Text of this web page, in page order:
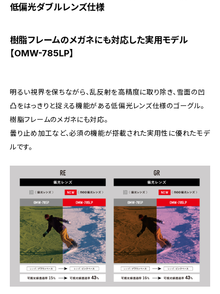
低偏光ダブルレンズ仕様
樹脂フレームのメガネにも対応した実用モデル
【OMW-785LP】
明るい視界を保ちながら、乱反射を高精度に取り除き、雪面の凹
凸をはっきりと捉える機能がある低偏光レンズ仕様のゴーグル。
樹脂フレームのメガネにも対応。
曇り止め加工など、必須の機能が搭載された実用性に優れたモデ
ルです。